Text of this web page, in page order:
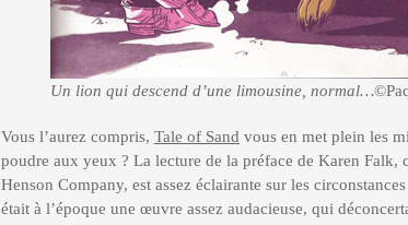
Un lion qui descend d’une limousine, normal…
Vous l’aurez compris, Tale of Sand vous en met plein les
poudre aux yeux ? La lecture de la préface de Karen Falk,
Henson Company, est assez éclairante sur les
était à l’époque une œuvre assez audacieuse, qui